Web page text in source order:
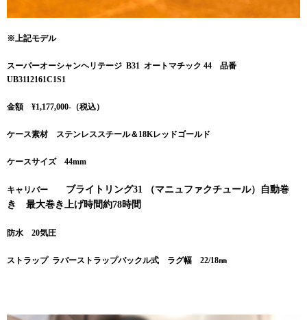
※上記モデル
スーパーオーシャンヘリテージ B31 オートマチック 44 品番
UB3112161C1S1
金額 ¥1,177,000-（税込）
ケース素材 ステンレススチール＆18Kレッドゴールド
ケースサイズ 44mm
キャリバー
ブライトリング31 （マニュファクチュール）自動巻
き 最大巻き上げ時間約78時間
防水 20気圧
ストラップ ラバーストラップバックル式 ラグ幅 22/18㎜